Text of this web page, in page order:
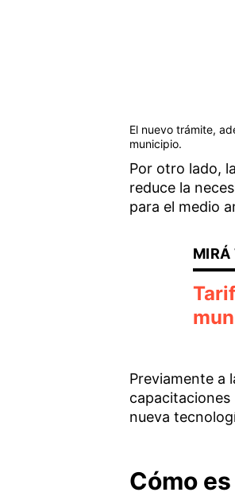
El nuevo trámite,
municipio.
Por otro lado,
reduce la
para el medio
Previamente a
nueva
Cómo